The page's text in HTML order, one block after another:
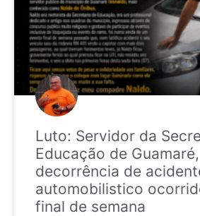
Luto: Servidor da
Educação de
decorrência de
automobilistico
final de semana